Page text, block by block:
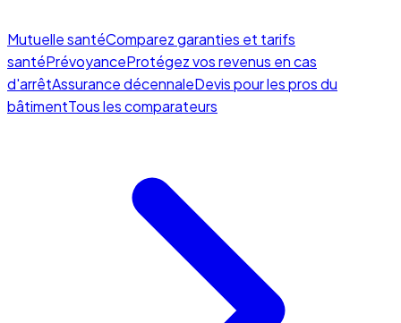
Mutuelle santéComparez garanties et tarifs
santéPrévoyanceProtégez vos revenus en cas
d'arrêtAssurance décennaleDevis pour les pros du
bâtimentTous les comparateurs